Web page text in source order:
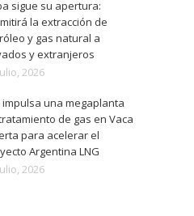
sigue su apertura:
la extracción de
y gas natural a
y extranjeros
2026
impulsa una megaplanta
de gas en Vaca
para acelerar el
Argentina LNG
2026